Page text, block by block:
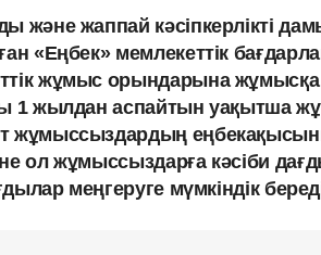
және жаппай кәсіпкерлікті
«Еңбек» мемлекеттік
жұмыс орындарына жұмысқа
1 жылдан аспайтын уақытша
жұмыссыздардың
ол жұмыссыздарға кәсіби
меңгеруге мүмкіндік